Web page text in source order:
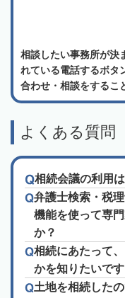
相談したい事務所が決
れている電話するボタ
合わせ・相談をするこ
よくある質問
相続会議の利用
弁護士検索・税
機能を使って専
か？
相続にあたって
かを知りたいです
土地を相続した